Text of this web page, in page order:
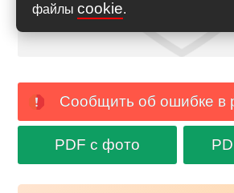
файлы cookie.
Сообщить об ошибке в
PDF с фото